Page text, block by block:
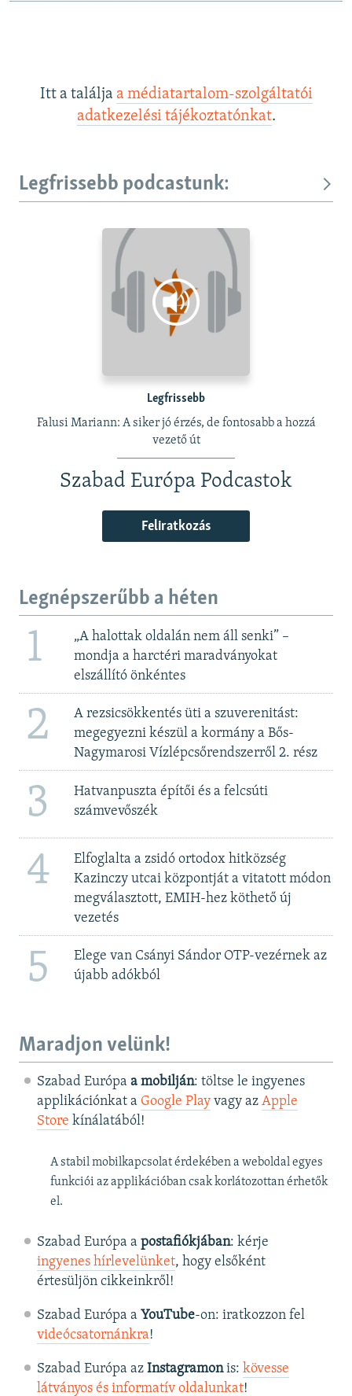
Itt a találja a médiatartalom-szolgáltatói
adatkezelési tájékoztatónkat.
Legfrissebb podcastunk:
Legfrissebb
Falusi Mariann: A siker jó érzés, de fontosabb a hozzá
vezető út
Szabad Európa Podcastok
Feliratkozás
Legnépszerűbb a héten
1
„A halottak oldalán nem áll senki” –
mondja a harctéri maradványokat
elszállító önkéntes
2
A rezsicsökkentés üti a szuverenitást:
megegyezni készül a kormány a Bős-
Nagymarosi Vízlépcsőrendszerről 2. rész
3
Hatvanpuszta építői és a felcsúti
számvevőszék
4
Elfoglalta a zsidó ortodox hitközség
Kazinczy utcai központját a vitatott módon
megválasztott, EMIH-hez köthető új
vezetés
5
Elege van Csányi Sándor OTP-vezérnek az
újabb adókból
Maradjon velünk!
Szabad Európa a mobilján: töltse le ingyenes
applikációnkat a Google Playvagy az Apple
Store kínálatából!
A stabil mobilkapcsolat érdekében a weboldal egyes
funkciói az applikációban csak korlátozottan érhetők
el.
Szabad Európa a postafiókjában: kérje
ingyenes hírlevelünket, hogy elsőként
értesüljön cikkeinkről!
Szabad Európa a YouTube-on: iratkozzon fel
videócsatornánkra!
Szabad Európa az Instagramonis: kövesse
látványos és informatív oldalunkat! ​